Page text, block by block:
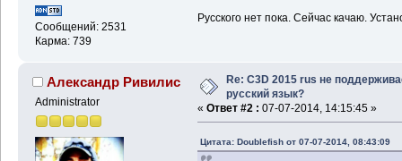
Сообщений: 2531
Карма: 739
Русского нет пока. Сейчас качаю.
Александр Ривилис
Administrator
Re: C3D 2015 rus не
русский язык?
« Ответ #2 : 07-07-2014, 14:15:45 »
Цитата: Doublefish от 07-07-2014, 08:43:09